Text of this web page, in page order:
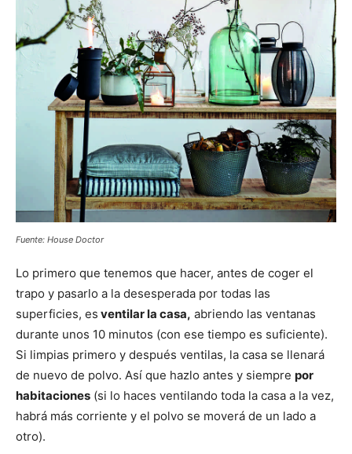
Fuente: House Doctor
Lo primero que tenemos que hacer, antes de coger el
trapo y pasarlo a la desesperada por todas las
superficies, es ventilar la casa, abriendo las ventanas
durante unos 10 minutos (con ese tiempo es suficiente).
Si limpias primero y después ventilas, la casa se llenará
de nuevo de polvo. Así que hazlo antes y siempre por
habitaciones (si lo haces ventilando toda la casa a la vez,
habrá más corriente y el polvo se moverá de un lado a
otro).